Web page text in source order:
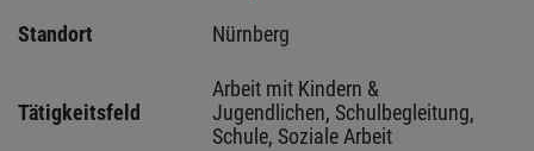
Standort
Nürnberg
Tätigkeitsfeld
Arbeit mit Kindern &
Jugendlichen, Schulbegleitung,
Schule, Soziale Arbeit